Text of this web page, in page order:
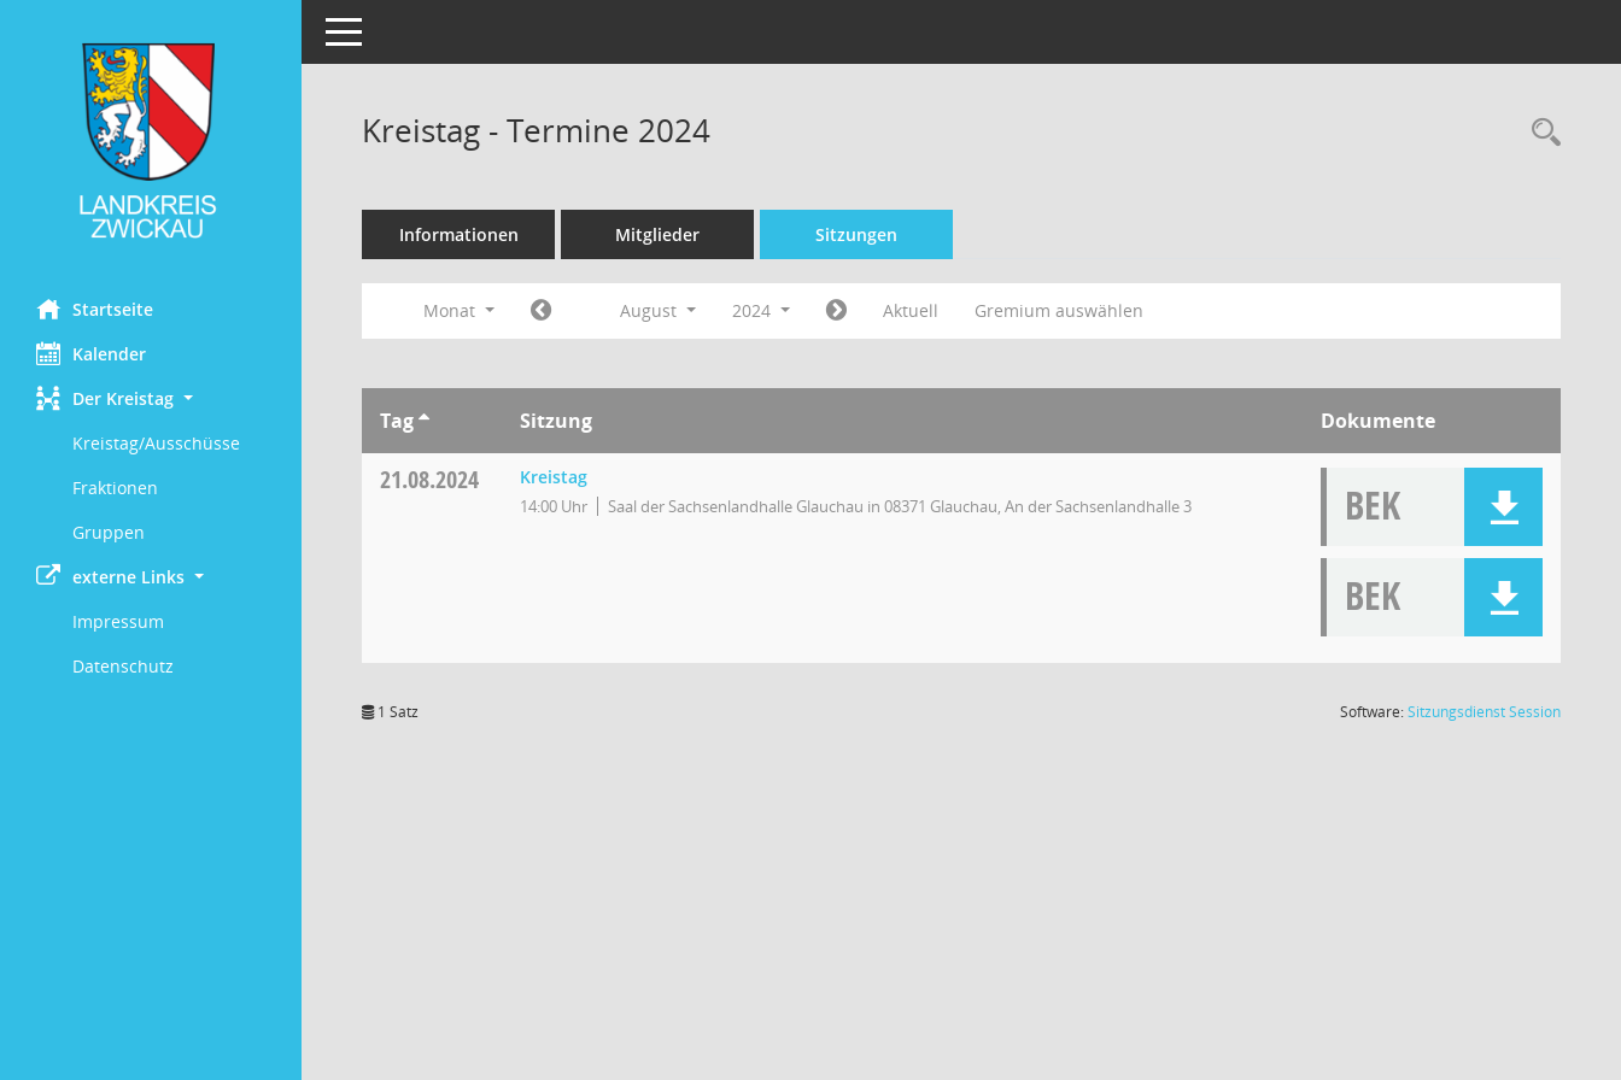
Startseite
Kalender
Der Kreistag
Kreistag/Ausschüsse
Fraktionen
Gruppen
externe Links
Impressum
Datenschutz
Toggle navigation
Kreistag - Termine 2024
Informationen Mitglieder Sitzungen
Monat August 2024 Aktuell Gremium auswählen
Tag Sitzung Dokumente
21.08.2024 Kreistag
14:00 Uhr Saal der Sachsenlandhalle Glauchau in 08371 Glauchau, An der Sachsenlandhalle 3
BEK
BEK
1 Satz Software:SitzungsdienstSession(Wird in